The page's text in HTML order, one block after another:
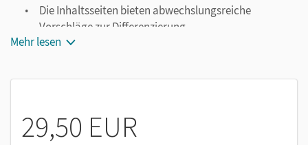
Die Inhaltsseiten bieten abwechslungsreiche
Vorschläge zur Differenzierung.
Material- und Schauplatzseiten ergänzen das
Methodenseiten trainieren die Methodenkompetenz.
9. und 10. Schuljahr: mit Online-Angebot über
Webcodes
Mehr lesen
29,50 EUR